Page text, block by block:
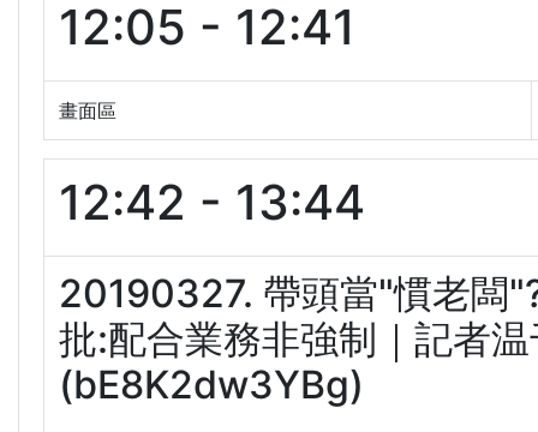
12:05 - 12:41
畫面區
12:42 - 13:44
20190327. 帶頭當"慣老闆
批:配合業務非強制｜記者
(bE8K2dw3YBg)